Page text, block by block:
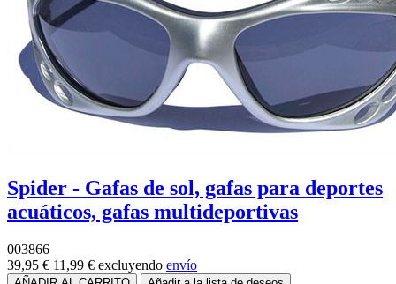
Spider - Gafas de sol, gafas para deportes
acuáticos, gafas multideportivas
003866
39,95 € 11,99 € excluyendo envío